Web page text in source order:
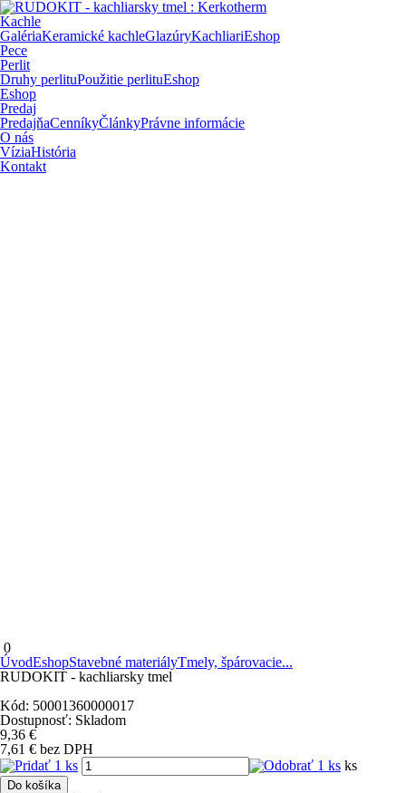
Kachle
GalériaKeramické kachleGlazúryKachliariEshop
Pece
Perlit
Druhy perlituPoužitie perlituEshop
Eshop
Predaj
PredajňaCenníkyČlánkyPrávne informácie
O nás
VíziaHistória
Kontakt
0
ÚvodEshopStavebné materiályTmely, špárovacie...
RUDOKIT - kachliarsky tmel
Kód: 50001360000017
Dostupnosť: Skladom
9,36 €
7,61 € bez DPH
ks
Do košíka